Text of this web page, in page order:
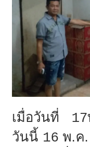
เมื่อวันที่ 17
วันนี้ 16 พ.ค.